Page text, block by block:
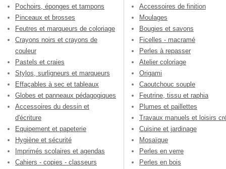
Pochoirs, éponges et tampons
Pinceaux et brosses
Feutres et marqueurs de coloriage
Crayons noirs et crayons de
couleur
Pastels et craies
Stylos, surligneurs et marqueurs
Effaçables à sec et tableaux
Globes et panneaux pédagogiques
Accessoires du dessin et
d'écriture
Equipement et papeterie
Hygiène et sécurité
Imprimés scolaires et agendas
Cahiers - copies - classeurs
Accessoires de finition
Moulages
Bougies et savons
Ficelles - macramé
Perles à repasser
Atelier coloriage
Origami
Caoutchouc souple
Feutrine, tissu et raphia
Plumes et paillettes
Travaux manuels et loisirs
Cuisine et jardinage
Mosaïque
Perles en verre
Perles en bois